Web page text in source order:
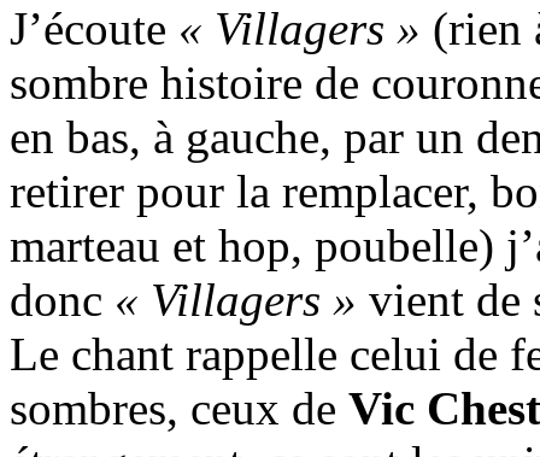
J’écoute « Villagers » (rien
sombre histoire de
en bas, à gauche, par un
retirer pour la remplacer,
marteau et hop, poubelle)
donc « Villagers » vient de
Le chant rappelle celui de
sombres, ceux de Vic